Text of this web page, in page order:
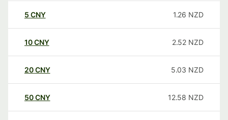
5 CNY 1.26 NZD
10CNY 2.52 NZD
20CNY 5.03 NZD
50CNY 12.58 NZD